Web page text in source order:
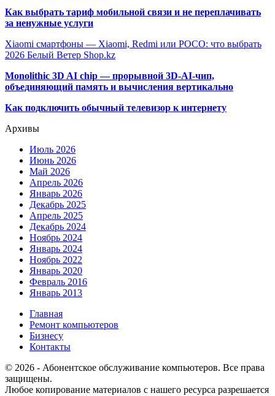
Как выбрать тариф мобильной связи и не переплачивать
за ненужные услуги
Xiaomi смартфоны — Xiaomi, Redmi или POCO: что выбрать
2026 Белый Ветер Shop.kz
Monolithic 3D AI chip — прорывной 3D-AI-чип,
объединяющий память и вычисления вертикально
Как подключить обычный телевизор к интернету
Архивы
Июль 2026
Июнь 2026
Май 2026
Апрель 2026
Январь 2026
Декабрь 2025
Апрель 2025
Декабрь 2024
Ноябрь 2024
Январь 2024
Ноябрь 2022
Январь 2020
Февраль 2016
Январь 2013
Главная
Ремонт компьютеров
Бизнесу
Контакты
© 2026 - Абонентское обслуживание компьютеров. Все права
защищены.
Любое копирование материалов с нашего ресурса разрешается